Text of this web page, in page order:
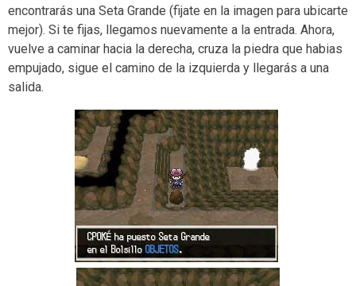
encontrarás una Seta Grande (fijate en la imagen para ubicarte
mejor). Si te fijas, llegamos nuevamente a la entrada. Ahora,
vuelve a caminar hacia la derecha, cruza la piedra que habias
empujado, sigue el camino de la izquierda y llegarás a una
salida.